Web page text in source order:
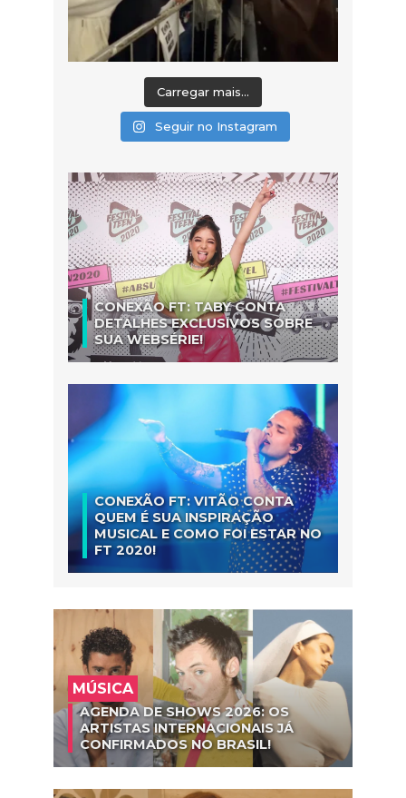
Carregar mais...
Seguir no Instagram
CONEXÃO FT: TABY CONTA
DETALHES EXCLUSIVOS SOBRE
SUA WEBSÉRIE!
CONEXÃO FT: VITÃO CONTA
QUEM É SUA INSPIRAÇÃO
MUSICAL E COMO FOI ESTAR NO
FT 2020!
MÚSICA
AGENDA DE SHOWS 2026: OS
ARTISTAS INTERNACIONAIS JÁ
CONFIRMADOS NO BRASIL!